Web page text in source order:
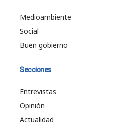
Medioambiente
Social
Buen gobierno
Secciones
Entrevistas
Opinión
Actualidad